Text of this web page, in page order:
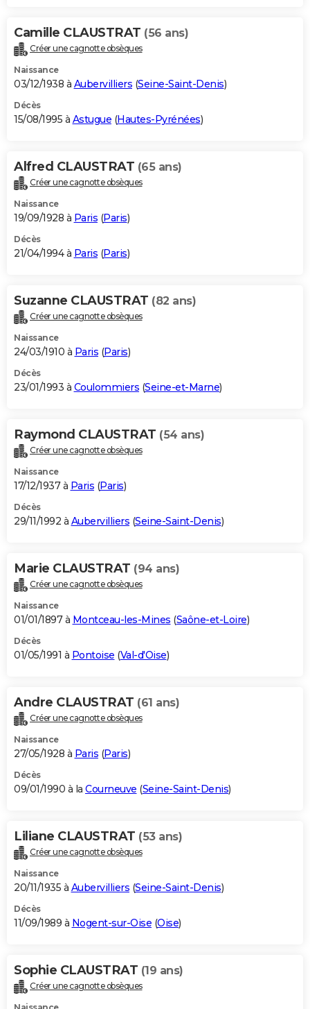
Camille CLAUSTRAT (56 ans)
Créer une cagnotte obsèques
Naissance
03/12/1938 à Aubervilliers (Seine-Saint-Denis)
Décès
15/08/1995 à Astugue (Hautes-Pyrénées)
Alfred CLAUSTRAT (65 ans)
Créer une cagnotte obsèques
Naissance
19/09/1928 à Paris (Paris)
Décès
21/04/1994 à Paris (Paris)
Suzanne CLAUSTRAT (82 ans)
Créer une cagnotte obsèques
Naissance
24/03/1910 à Paris (Paris)
Décès
23/01/1993 à Coulommiers (Seine-et-Marne)
Raymond CLAUSTRAT (54 ans)
Créer une cagnotte obsèques
Naissance
17/12/1937 à Paris (Paris)
Décès
29/11/1992 à Aubervilliers (Seine-Saint-Denis)
Marie CLAUSTRAT (94 ans)
Créer une cagnotte obsèques
Naissance
01/01/1897 à Montceau-les-Mines (Saône-et-Loire)
Décès
01/05/1991 à Pontoise (Val-d'Oise)
Andre CLAUSTRAT (61 ans)
Créer une cagnotte obsèques
Naissance
27/05/1928 à Paris (Paris)
Décès
09/01/1990 à la Courneuve (Seine-Saint-Denis)
Liliane CLAUSTRAT (53 ans)
Créer une cagnotte obsèques
Naissance
20/11/1935 à Aubervilliers (Seine-Saint-Denis)
Décès
11/09/1989 à Nogent-sur-Oise (Oise)
Sophie CLAUSTRAT (19 ans)
Créer une cagnotte obsèques